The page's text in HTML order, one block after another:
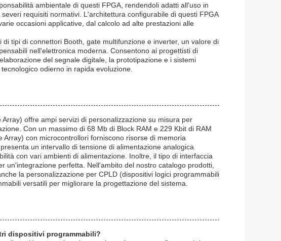
ambientale di questi FPGA, rendendoli adatti all'uso in
requisiti normativi. L'architettura configurabile di questi FPGA
occasioni applicative, dal calcolo ad alte prestazioni alle
tipi di connettori Booth, gate multifunzione e inverter, un valore di
nell'elettronica moderna. Consentono ai progettisti di
del segnale digitale, la prototipazione e i sistemi
odierno in rapida evoluzione.
offre ampi servizi di personalizzazione su misura per
Con un massimo di 68 Mb di Block RAM e 229 Kbit di RAM
con microcontrollori forniscono risorse di memoria
un intervallo di tensione di alimentazione analogica
con vari ambienti di alimentazione. Inoltre, il tipo di interfaccia
un'integrazione perfetta. Nell'ambito del nostro catalogo prodotti,
la personalizzazione per CPLD (dispositivi logici programmabili
versatili per migliorare la progettazione del sistema.
dispositivi programmabili?